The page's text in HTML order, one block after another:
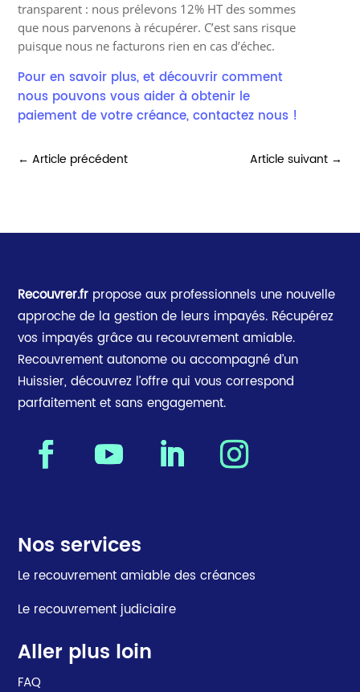
transparent : nous prélevons 12% HT des sommes
que nous parvenons à récupérer. C’est sans risque
puisque nous ne facturons rien en cas d’échec.
Pour en savoir plus, et découvrir comment
nous pouvons vous aider à obtenir le
paiement de votre créance, contactez nous !
←Article précédent Article suivant→
Recouvrer.fr propose aux professionnels une nouvelle
approche de la gestion de leurs impayés. Récupérez
vos impayés grâce au recouvrement amiable.
Recouvrement autonome ou accompagné d’un
Huissier, découvrez l’offre qui vous correspond
parfaitement et sans engagement.
Nos services
Le recouvrement amiable des créances
Le recouvrement judiciaire
Aller plus loin
FAQ